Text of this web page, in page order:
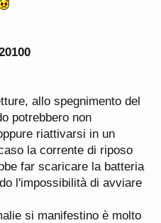
allo spegnimento del
potrebbero non
riattivarsi in un
la corrente di riposo
far scaricare la batteria
l'impossibilità di avviare
si manifestino è molto